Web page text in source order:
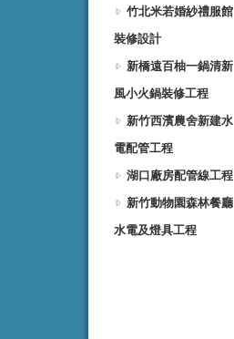
竹北米若婚紗禮服館
裝修設計
新橋遠百柚一鍋清新
風小火鍋裝修工程
新竹西濱農舍新建水
電配管工程
湖口廠房配管線工程
新竹動物園森林餐廳
水電及燈具工程